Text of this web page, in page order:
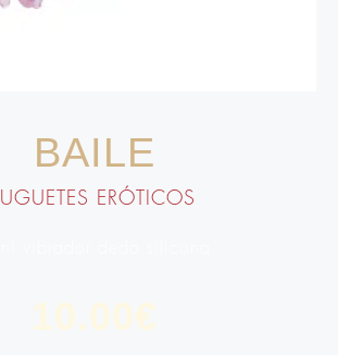
BAILE
JUGUETES ERÓTICOS